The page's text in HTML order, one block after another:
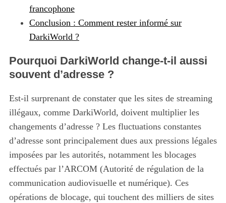
francophone
Conclusion : Comment rester informé sur
DarkiWorld ?
Pourquoi DarkiWorld change-t-il aussi
souvent d’adresse ?
Est-il surprenant de constater que les sites de streaming
illégaux, comme DarkiWorld, doivent multiplier les
changements d’adresse ? Les fluctuations constantes
d’adresse sont principalement dues aux pressions légales
imposées par les autorités, notamment les blocages
effectués par l’ARCOM (Autorité de régulation de la
communication audiovisuelle et numérique). Ces
opérations de blocage, qui touchent des milliers de sites